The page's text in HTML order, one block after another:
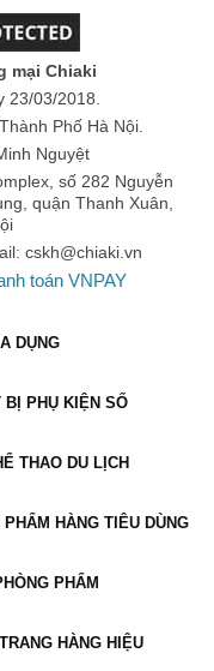
mại Chiaki
23/03/2018.
Phố Hà Nội.
Nguyệt
số 282 Nguyễn
quận Thanh Xuân,
cskh@chiaki.vn
toán VNPAY
DỤNG
BỊ PHỤ KIỆN SỐ
THAO DU LỊCH
PHẨM HÀNG TIÊU DÙNG
PHẨM
HÀNG HIỆU
Cho Bạn
hàng nào.